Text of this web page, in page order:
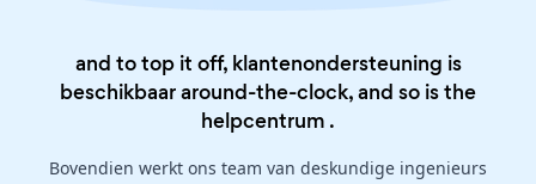
and to top it off, klantenondersteuning is
beschikbaar around-the-clock, and so is the
helpcentrum .
Bovendien werkt ons team van deskundige ingenieurs